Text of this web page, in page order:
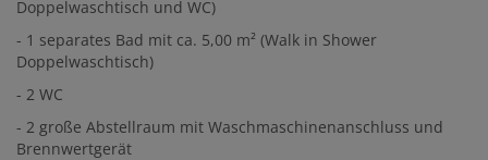
Doppelwaschtisch und WC)
- 1 separates Bad mit ca. 5,00 m² (Walk in Shower
Doppelwaschtisch)
- 2 WC
- 2 große Abstellraum mit Waschmaschinenanschluss und
Brennwertgerät